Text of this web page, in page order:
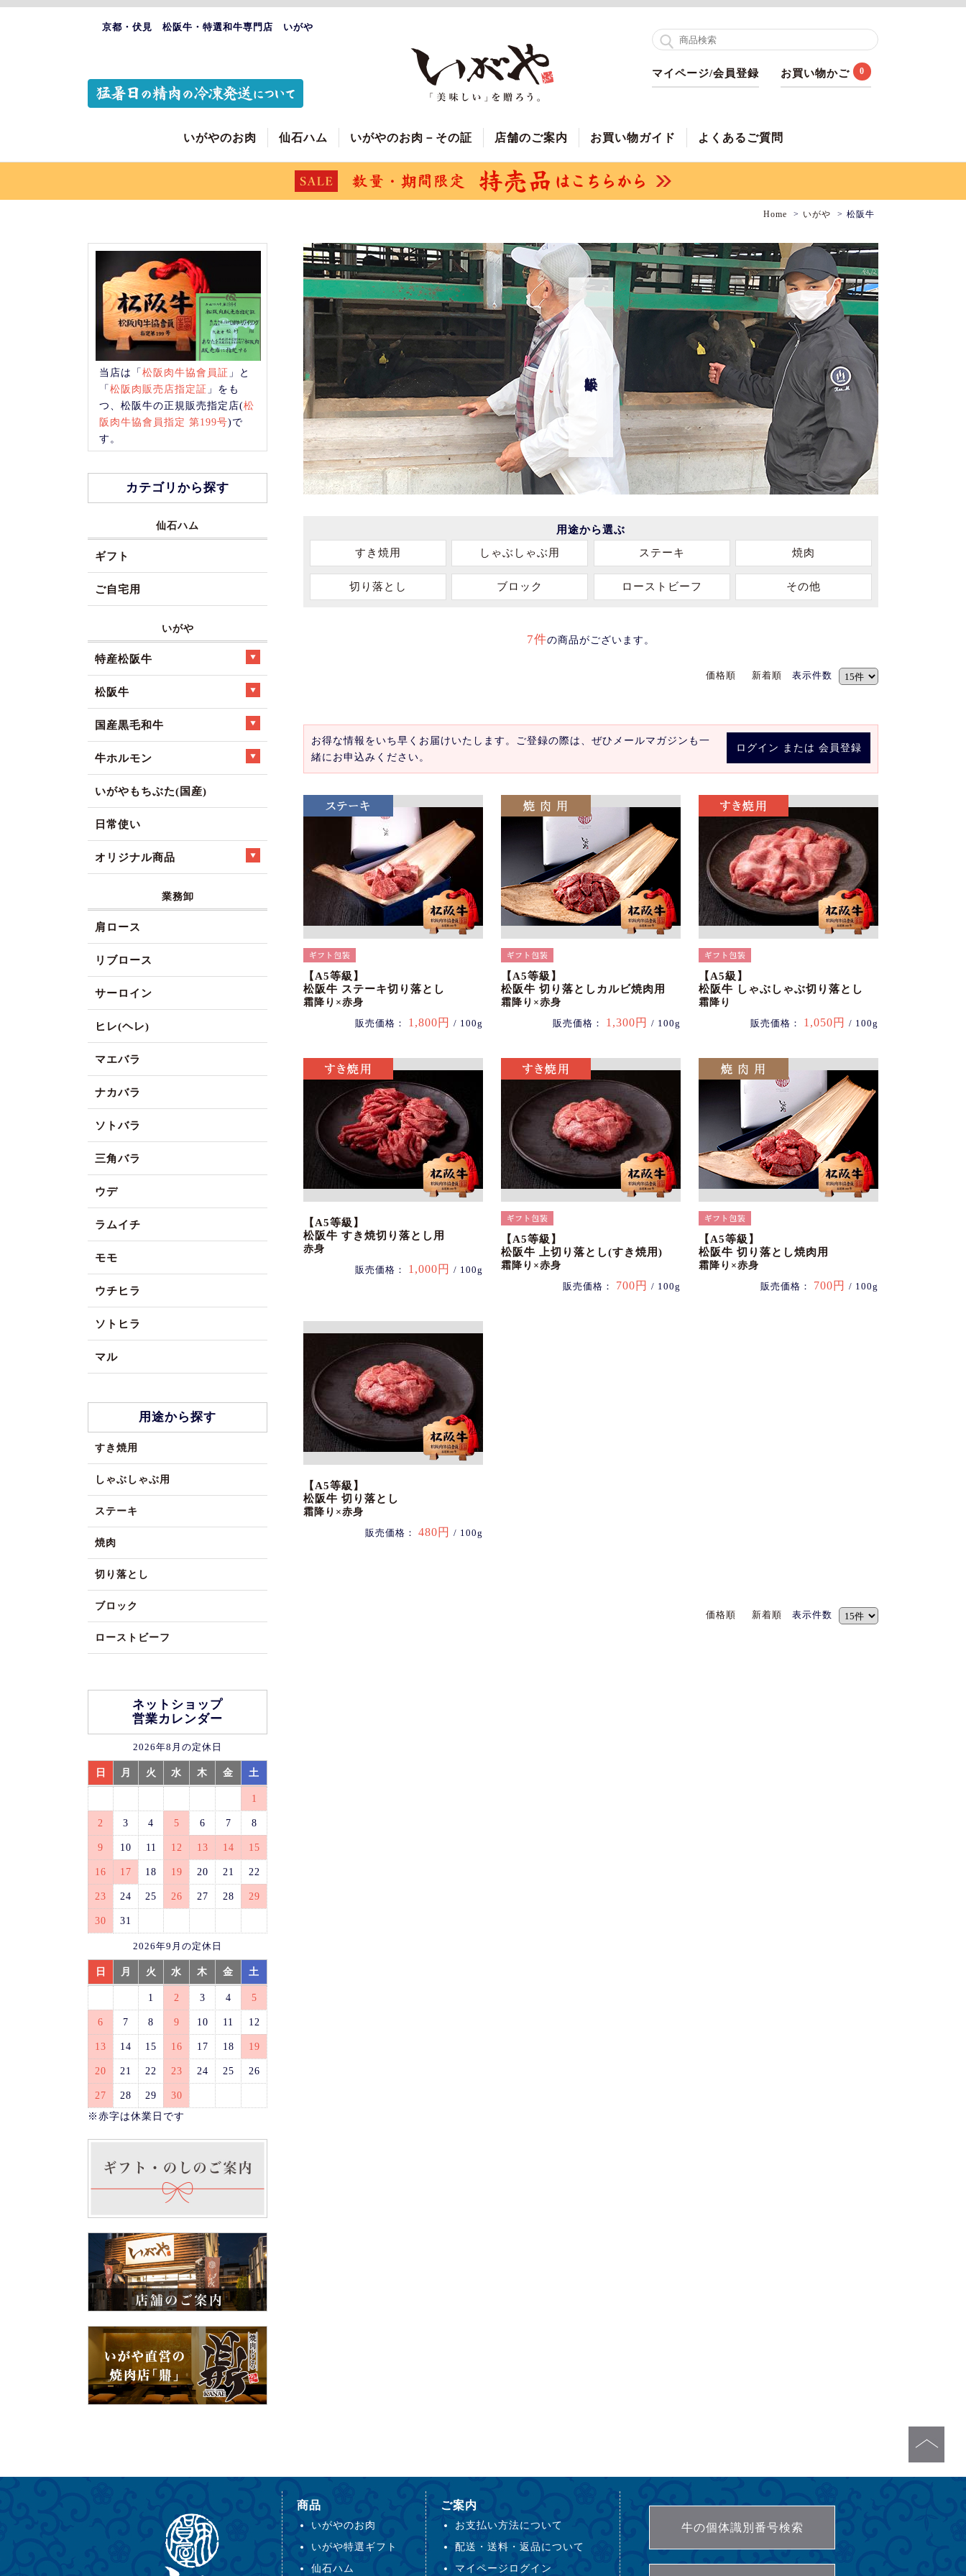
京都・伏見 松阪牛・特選和牛専門店 いがや
マイページ/会員登録 お買い物かご 0
いがやのお肉 仙石ハム いがやのお肉－その証 店舗のご案内 お買い物ガイド よくあるご質問
Home いがや 松阪牛
用途から選ぶ
すき焼用
しゃぶしゃぶ用 ステーキ 焼肉
切り落とし ブロック ローストビーフ その他
7件の商品がございます。
価格順 新着順 表示件数
ログイン または 会員登録
お得な情報をいち早くお届けいたします。ご登録の際は、ぜひメールマガジンも一
緒にお申込みください。
【A5等級】
松阪牛 ステーキ切り落とし
霜降り×赤身
販売価格： 1,800円 / 100g
【A5等級】
松阪牛 切り落としカルビ焼肉用
霜降り×赤身
販売価格： 1,300円 / 100g
【A5級】
松阪牛 しゃぶしゃぶ切り落とし
霜降り
販売価格： 1,050円 / 100g
【A5等級】
松阪牛 すき焼切り落とし用
赤身
販売価格： 1,000円 / 100g
【A5等級】
松阪牛 上切り落とし(すき焼用)
霜降り×赤身
販売価格： 700円 / 100g
【A5等級】
松阪牛 切り落とし焼肉用
霜降り×赤身
販売価格： 700円 / 100g
【A5等級】
松阪牛 切り落とし
霜降り×赤身
販売価格： 480円 / 100g
価格順 新着順 表示件数
当店は「松阪肉牛協會員証 」と
「松阪肉販売店指定証 」をも
つ、松阪牛の正規販売指定店(松
阪肉牛協會員指定 第199号)で
す。
カテゴリから探す
仙石ハム
ギフト
ご自宅用
いがや
特産松阪牛
松阪牛
国産黒毛和牛
牛ホルモン
いがやもちぶた(国産)
日常使い
オリジナル商品
業務卸
肩ロース
リブロース
サーロイン
ヒレ(ヘレ)
マエバラ
ナカバラ
ソトバラ
三角バラ
ウデ
ラムイチ
モモ
ウチヒラ
ソトヒラ
マル
用途から探す
すき焼用
しゃぶしゃぶ用
ステーキ
焼肉
切り落とし
ブロック
ローストビーフ
ネットショップ
営業カレンダー
2026年8月の定休日
日 月 火 水 木 金 土
1
2 3 4 5 6 7 8
9 10 11 12 13 14 15
16 17 18 19 20 21 22
23 24 25 26 27 28 29
30 31
2026年9月の定休日
日 月 火 水 木 金 土
1 2 3 4 5
6 7 8 9 10 11 12
13 14 15 16 17 18 19
20 21 22 23 24 25 26
27 28 29
30
※赤字は休業日です
商品
いがやのお肉
いがや特選ギフト
仙石ハム
ご案内
お支払い方法について
配送・送料・返品について
マイページログイン
牛の個体識別番号検索